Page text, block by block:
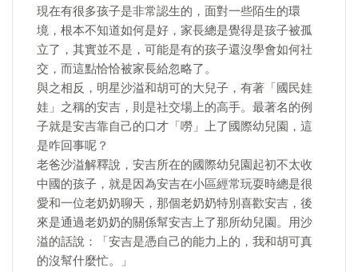
現在有很多孩子是非常認生的，面對一些陌生的環
境，根本不知道如何是好，家長總是覺得是孩子被孤
立了，其實並不是，可能是有的孩子還沒學會如何社
交，而這點恰恰被家長給忽略了。
與之相反，明星沙溢和胡可的大兒子，有著「國民娃
娃」之稱的安吉，則是社交場上的高手。最著名的例
子就是安吉靠自己的口才「嘮」上了國際幼兒園，這
是咋回事呢？
老爸沙溢解釋說，安吉所在的國際幼兒園起初不太收
中國的孩子，就是因為安吉在小區經常玩耍時總是很
愛和一位老奶奶聊天，那個老奶奶特別喜歡安吉，後
來是通過老奶奶的關係幫安吉上了那所幼兒園。用沙
溢的話說：「安吉是憑自己的能力上的，我和胡可真
的沒幫什麼忙。」